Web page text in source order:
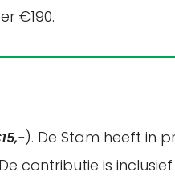
€190.
). De Stam heeft in
is inclusief